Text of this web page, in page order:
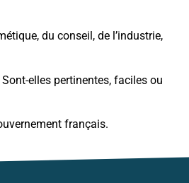
du conseil, de l’industrie,
elles pertinentes, faciles ou
français.